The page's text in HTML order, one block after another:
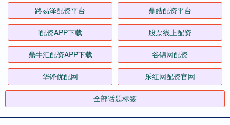
路易泽配资平台 鼎皓配资平台
i配资APP下载 股票线上配资
鼎牛汇配资APP下载 谷锦网配资
华锋优配网 乐红网配资官网
全部话题标签